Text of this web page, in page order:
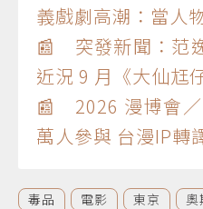
義戲劇高潮：當人
📰 突發新聞：范
近況 9 月《大仙尪
📰 2026 漫博會
萬人參與 台漫IP轉
毒品 電影 東京 奧